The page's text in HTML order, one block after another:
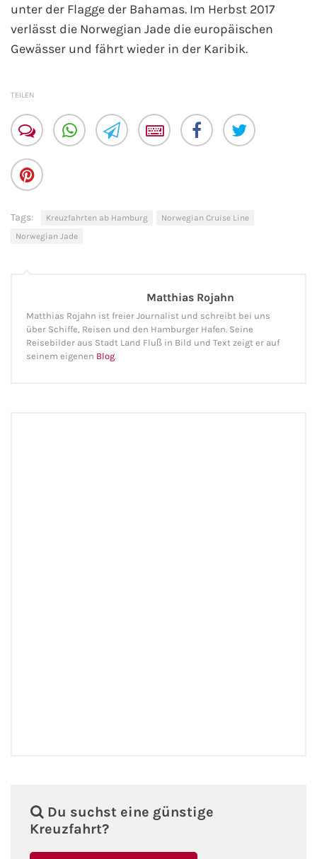
unter der Flagge der Bahamas. Im Herbst 2017
verlässt die Norwegian Jade die europäischen
Gewässer und fährt wieder in der Karibik.
TEILEN
Tags: Kreuzfahrten ab Hamburg
Norwegian Cruise Line
Norwegian Jade
Matthias Rojahn
Matthias Rojahn ist freier Journalist und schreibt bei uns
über Schiffe, Reisen und den Hamburger Hafen. Seine
Reisebilder aus Stadt Land Fluß in Bild und Text zeigt er auf
seinem eigenen Blog.
Du suchst eine günstige
Kreuzfahrt?